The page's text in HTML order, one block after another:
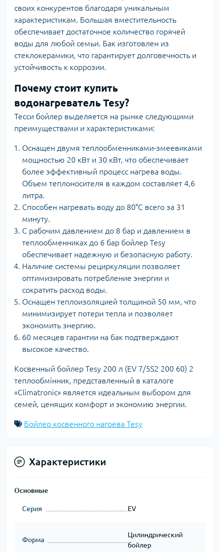
своих конкурентов благодаря уникальным
характеристикам. Большая вместительность
обеспечивает достаточное количество горячей
воды для любой семьи. Бак изготовлен из
стеклокерамики, что гарантирует долговечность и
устойчивость к коррозии.
Почему стоит купить
водонагреватель Tesy?
Тесси бойлер выделяется на рынке следующими
преимуществами и характеристиками:
Оснащен двумя теплообменниками-змеевиками
мощностью 20 кВт и 30 кВт, что обеспечивает
более эффективный процесс нагрева воды.
Объем теплоносителя в каждом составляет 4,6
литра.
Способен нагревать воду до 80°C всего за 31
минуту.
С рабочим давлением до 8 бар и давлением в
теплообменниках до 6 бар бойлер Tesy
обеспечивает надежную и безопасную работу.
Наличие системы рециркуляции позволяет
оптимизировать потребление энергии и
сократить расход воды.
Оснащен теплоизоляцией толщиной 50 мм, что
минимизирует потери тепла и позволяет
экономить энергию.
60 месяцев гарантии на бак подтверждают
высокое качество.
Косвенный бойлер Tesy 200 л (EV 7/5S2 200 60) 2
теплообмінник, представленный в каталоге
«Climatronic» является идеальным выбором для
семей, ценящих комфорт и экономию энергии.
Бойлер косвенного нагрева Tesy
Характеристики
Основные
Серия EV
Форма
Цилиндрический
бойлер